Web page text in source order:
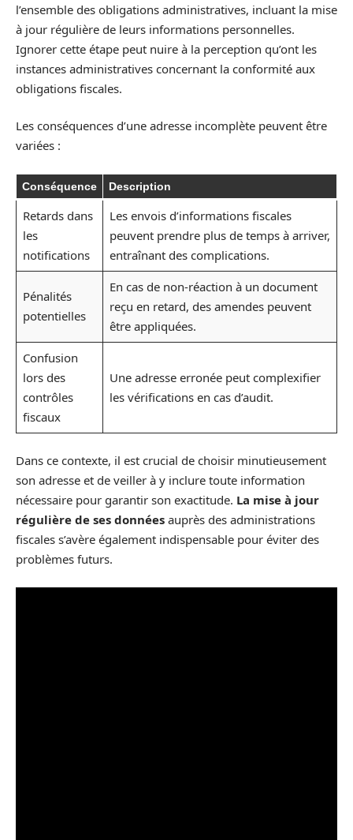
l’ensemble des obligations administratives, incluant la mise
à jour régulière de leurs informations personnelles.
Ignorer cette étape peut nuire à la perception qu’ont les
instances administratives concernant la conformité aux
obligations fiscales.
Les conséquences d’une adresse incomplète peuvent être
variées :
Conséquence Description
Retards dans
les
notifications
Les envois d’informations fiscales
peuvent prendre plus de temps à arriver,
entraînant des complications.
Pénalités
potentielles
En cas de non-réaction à un document
reçu en retard, des amendes peuvent
être appliquées.
Confusion
lors des
contrôles
fiscaux
Une adresse erronée peut complexifier
les vérifications en cas d’audit.
Dans ce contexte, il est crucial de choisir minutieusement
son adresse et de veiller à y inclure toute information
nécessaire pour garantir son exactitude. La mise à jour
régulière de ses données auprès des administrations
fiscales s’avère également indispensable pour éviter des
problèmes futurs.